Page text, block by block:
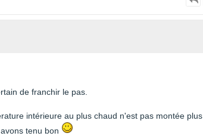
de franchir le pas.
intérieure au plus chaud n'est pas montée plus
tenu bon